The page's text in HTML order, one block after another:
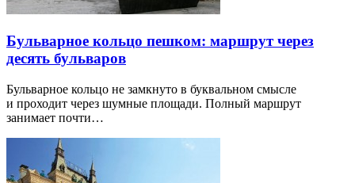
Бульварное кольцо пешком: маршрут через
десять бульваров
Бульварное кольцо не замкнуто в буквальном смысле
и проходит через шумные площади. Полный маршрут
занимает почти…